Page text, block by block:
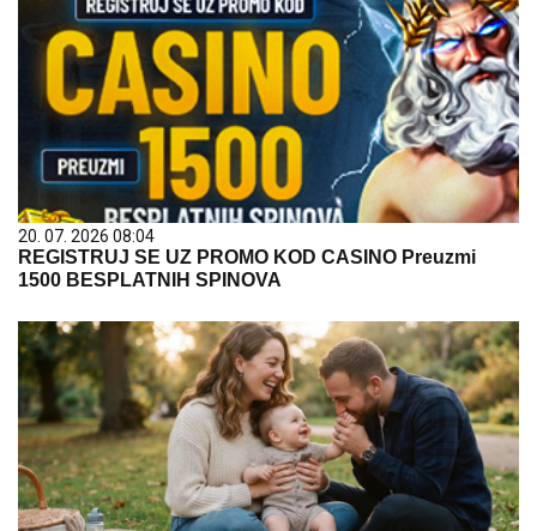
20. 07. 2026 08:04
REGISTRUJ SE UZ PROMO KOD CASINO Preuzmi
1500 BESPLATNIH SPINOVA